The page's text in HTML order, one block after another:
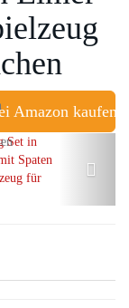
Amazon kaufen